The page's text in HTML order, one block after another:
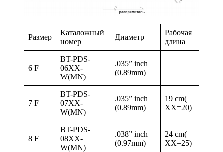
Размер
Каталожный
номер
Диаметр
Рабочая
длина
6 F
BT-PDS-
06XX-
W(MN)
.035” inch
(0.89mm)
7 F
BT-PDS-
07XX-
W(MN)
.035” inch
(0.89mm)
19 cm(
XX=20)
8 F
BT-PDS-
08XX-
W(MN)
.038” inch
(0.97mm)
24 cm(
XX=25)